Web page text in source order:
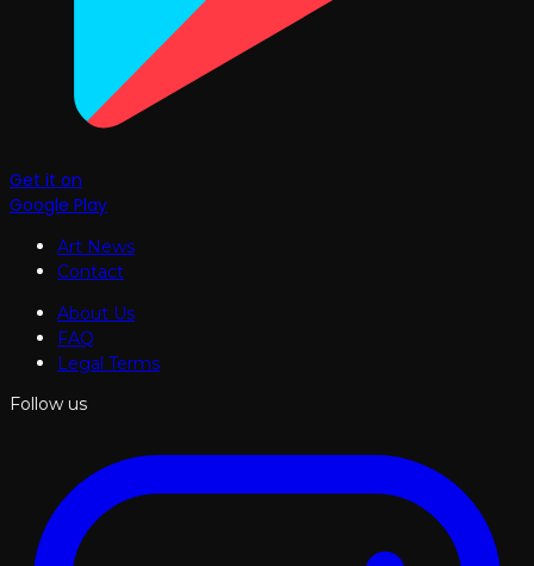
Get it on
Google Play
Art News
Contact
About Us
FAQ
Legal Terms
Follow us